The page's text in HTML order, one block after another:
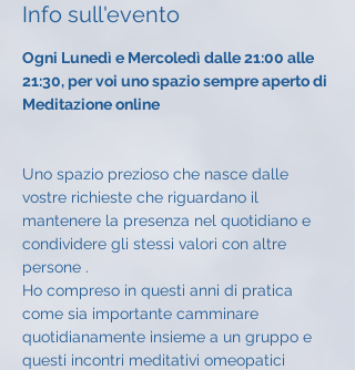
Info sull'evento
Ogni Lunedì e Mercoledì dalle 21:00 alle
21:30, per voi uno spazio sempre aperto di
Meditazione online
Uno spazio prezioso che nasce dalle
vostre richieste che riguardano il
mantenere la presenza nel quotidiano e
condividere gli stessi valori con altre
persone .
Ho compreso in questi anni di pratica
come sia importante camminare
quotidianamente insieme a un gruppo e
questi incontri meditativi omeopatici